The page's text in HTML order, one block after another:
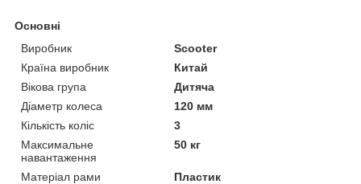
Основні
Виробник
Scooter
Країна виробник
Китай
Вікова група
Дитяча
Діаметр колеса
120 мм
Кількість коліс
3
Максимальне
навантаження
50 кг
Матеріал рами
Пластик